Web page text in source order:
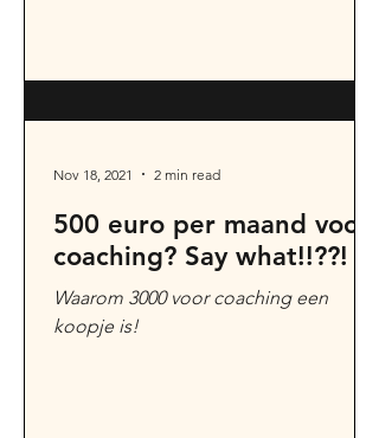
500 euro per maand voor
coaching? Say what!!??!
Waarom 3000 voor coaching een
koopje is!
Nov 18, 2021 2 min read